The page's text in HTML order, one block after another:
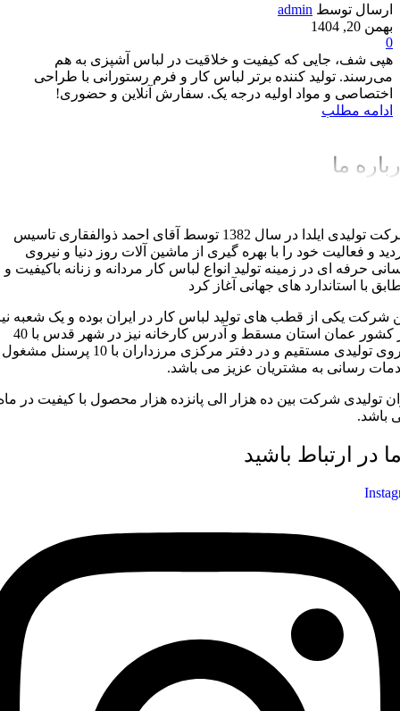
ارسال توسط admin
بهمن 20, 1404
0
هپی شف، جایی که کیفیت و خلاقیت در لباس آشپزی به هم
می‌رسند. تولید کننده برتر لباس کار و فرم رستورانی با طراحی
اختصاصی و مواد اولیه درجه یک. سفارش آنلاین و حضوری!
ادامه مطلب
ما
شرکت تولیدی ایلدا در سال 1382 توسط آقای احمد ذوالفقاری تاسیس
و فعالیت خود را با بهره گیری از ماشین آلات روز دنیا و نیروی
حرفه ای در زمینه تولید انواع لباس کار مردانه و زنانه باکیفیت و
با استاندارد های جهانی آغاز کرد
شرکت یکی از قطب های تولید لباس کار در ایران بوده و یک شعبه
در کشور عمان استان مسقط و آدرس کارخانه نیز در شهر قدس با 40
نیروی تولیدی مستقیم و در دفتر مرکزی مرزداران با 10 پرسنل مشغول
رسانی به مشتریان عزیز می باشد.
تولیدی شرکت بین ده هزار الی پانزده هزار محصول با کیفیت در
باشد.
در ارتباط باشید